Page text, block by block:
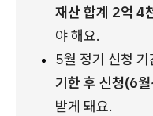
재산 합계 2억 4
야 해요.
5월 정기 신청 기
기한 후 신청(6
받게 돼요.